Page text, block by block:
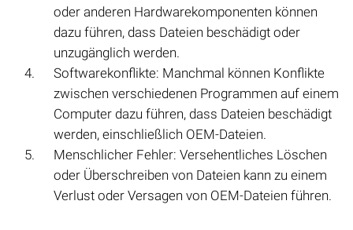
oder anderen Hardwarekomponenten können
dazu führen, dass Dateien beschädigt oder
unzugänglich werden.
Softwarekonflikte: Manchmal können Konflikte
zwischen verschiedenen Programmen auf einem
Computer dazu führen, dass Dateien beschädigt
werden, einschließlich OEM-Dateien.
Menschlicher Fehler: Versehentliches Löschen
oder Überschreiben von Dateien kann zu einem
Verlust oder Versagen von OEM-Dateien führen.